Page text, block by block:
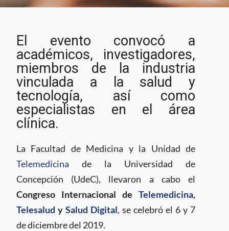
Internacional de
Telemedicina de la
Universidad de
Concepción
El evento convocó a
académicos, investigadores,
miembros de la industria
vinculada a la salud y
tecnología, así como
especialistas en el área
clínica.
La Facultad de Medicina y la Unidad de
Telemedicina de la Universidad de
Concepción (UdeC), llevaron a cabo el
Congreso Internacional de Telemedicina,
Telesalud y Salud Digital, se celebró el 6 y 7
de diciembre del 2019.